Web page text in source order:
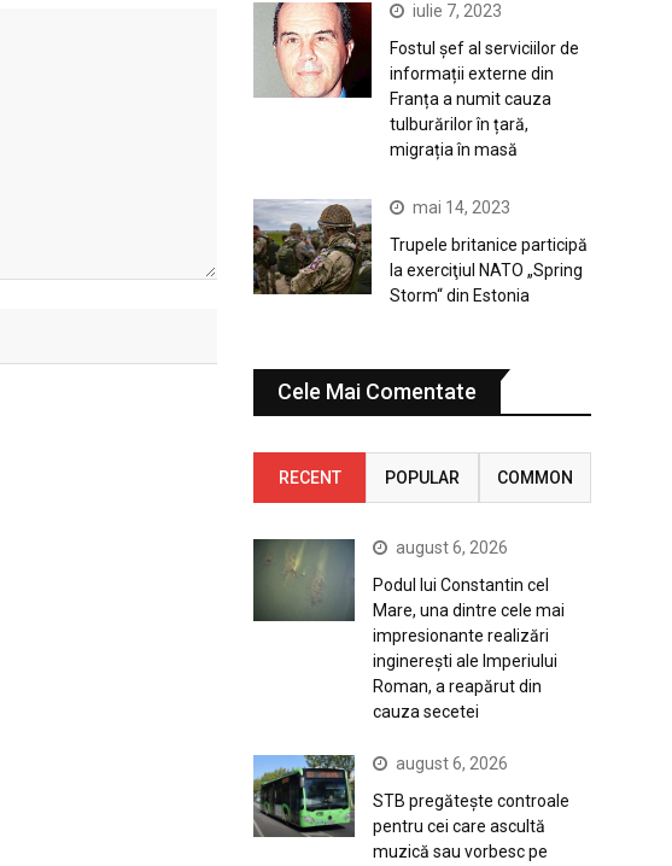
iulie 7, 2023
Fostul șef al serviciilor de
informații externe din
Franța a numit cauza
tulburărilor în țară,
migrația în masă
mai 14, 2023
Trupele britanice participă
la exerciţiul NATO „Spring
Storm“ din Estonia
Cele Mai Comentate
RECENT POPULAR COMMON
august 6, 2026
Podul lui Constantin cel
Mare, una dintre cele mai
impresionante realizări
inginerești ale Imperiului
Roman, a reapărut din
cauza secetei
august 6, 2026
STB pregătește controale
pentru cei care ascultă
muzică sau vorbesc pe